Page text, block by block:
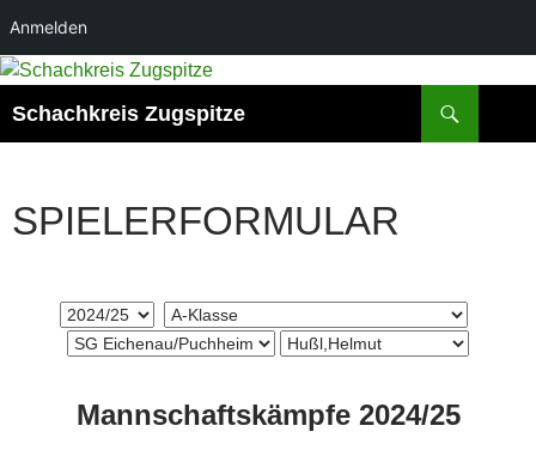
Anmelden
Zum
springen
Schachkreis Zugspitze
SPIELERFORMULAR
Mannschaftskämpfe 2024/25